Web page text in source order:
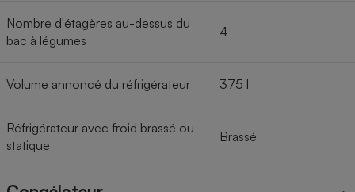
Nombre d'étagères au-dessus du
bac à légumes
4
Volume annoncé du réfrigérateur 375 l
Réfrigérateur avec froid brassé ou
statique
Brassé